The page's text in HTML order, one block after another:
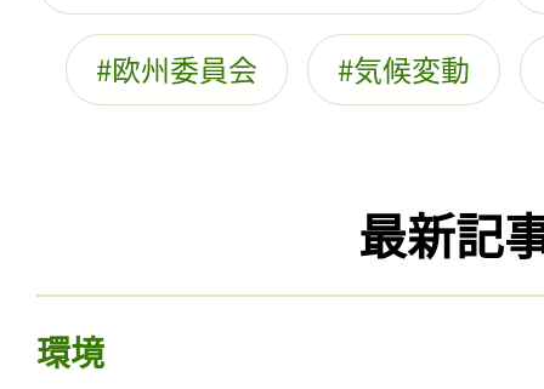
欧州委員会 気候変動
最新記
環境